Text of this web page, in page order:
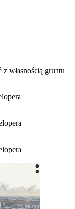
z własnością gruntu